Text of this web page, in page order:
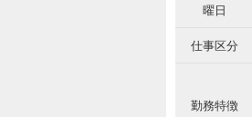
曜日
仕事区分
勤務特徴